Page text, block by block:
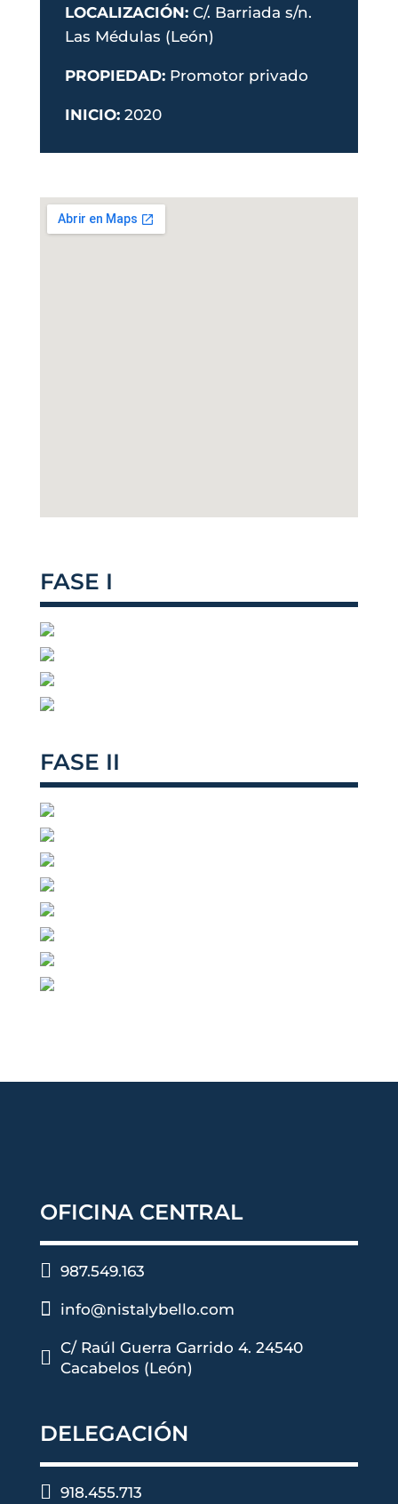
LOCALIZACIÓN:C/. Barriada s/n.
Las Médulas (León)
PROPIEDAD: Promotor privado
INICIO:2020
FASE I
FASE II
OFICINA CENTRAL
 987.549.163
 info@nistalybello.com
 C/ Raúl Guerra Garrido 4. 24540
Cacabelos (León)
DELEGACIÓN
 918.455.713